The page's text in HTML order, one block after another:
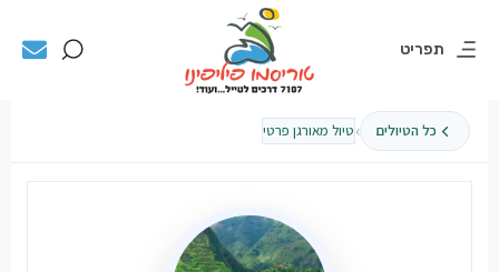
תפריט
כל הטיולים ›טיול מאורגן פרטי